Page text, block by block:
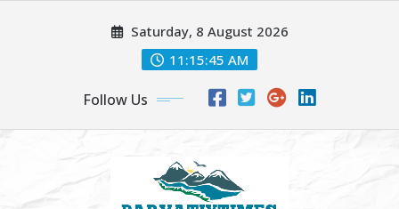
Saturday, 8 August 2026
11:15:47 AM
Follow Us